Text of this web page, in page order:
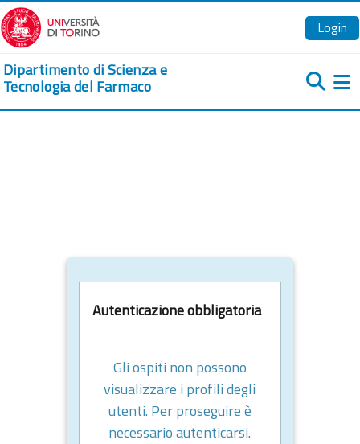
Vai al contenuto principale
Login
Dipartimento di Scienza e
Tecnologia del Farmaco
Autenticazione obbligatoria
Gli ospiti non possono
visualizzare i profili degli
utenti. Per proseguire è
necessario autenticarsi.